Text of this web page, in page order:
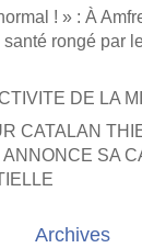
! » : À
rongé par
DE LA
CATALAN
SA
Archives